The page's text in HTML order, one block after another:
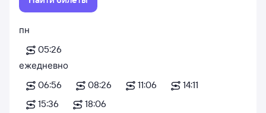
пн
05:26
ежедневно
06:56
08:26 11:06
14:11
15:36
18:06